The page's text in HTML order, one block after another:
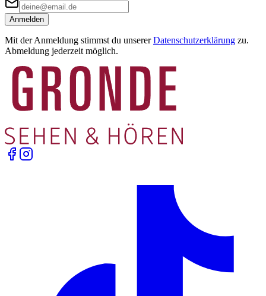
Anmelden
Mit der Anmeldung stimmst du unserer Datenschutzerklärung zu.
Abmeldung jederzeit möglich.